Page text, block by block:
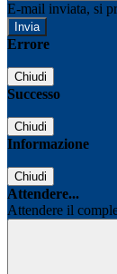
E-mail inviata, si
Errore
Chiudi
Successo
Chiudi
Informazione
Chiudi
Attendere...
Attendere il